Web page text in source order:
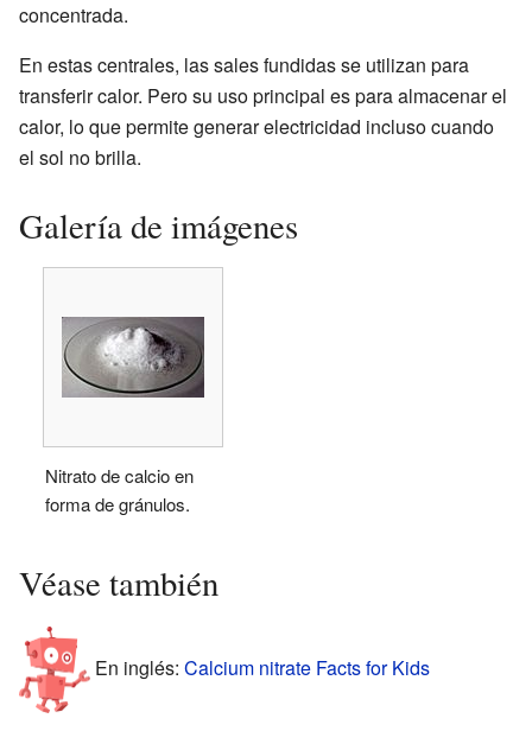
concentrada.
En estas centrales, las sales fundidas se utilizan para
transferir calor. Pero su uso principal es para almacenar el
calor, lo que permite generar electricidad incluso cuando
el sol no brilla.
Galería de imágenes
Nitrato de calcio en
forma de gránulos.
Véase también
En inglés: Calcium nitrate Facts for Kids